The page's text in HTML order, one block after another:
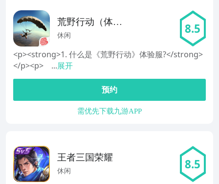
荒野行动（体验
服）
休闲 8.5
<p><strong>1. 什么是《荒野行动》体验服?</strong>
</p><p> ...展开
预约
需优先下载九游APP
王者三国荣耀
休闲 8.5